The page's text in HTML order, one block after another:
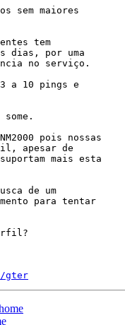
sem maiores
tem
dias, por uma
no serviço.
a 10 pings e
pois nossas
apesar de
mais esta
de um
para tentar
gter